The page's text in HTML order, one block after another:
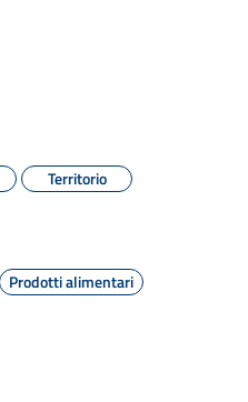
Territorio
Prodotti alimentari